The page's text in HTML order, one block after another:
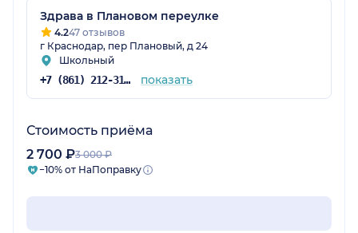
Здрава в Плановом переулке
4.247 отзывов
г Краснодар, пер Плановый, д 24
Школьный
+7 (861) 212-31-28 показать
Стоимость приёма
2 700 ₽3 000 ₽
−10% от НаПоправку